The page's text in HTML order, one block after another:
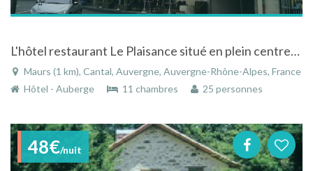
L'hôtel restaurant Le Plaisance situé en plein centre-ville de Maurs
Maurs (1 km), Cantal, Auvergne, Auvergne-Rhône-Alpes, France
Hôtel - Auberge
11 chambres 25 personnes
48€/nuit